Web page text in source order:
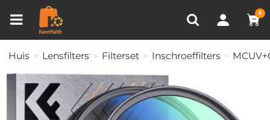
0
RECENT BEKEKEN
Huis Lensfilters Filterset Inschroeffilters